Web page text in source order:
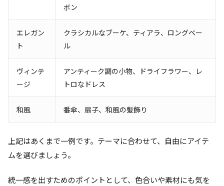
ボン
エレガン
ト
クラシカルなブーケ、ティアラ、ロングベー
ル
ヴィンテ
ージ
アンティーク調の小物、ドライフラワー、レ
トロなドレス
和風 番傘、扇子、和風の髪飾り
上記はあくまで一例です。テーマに合わせて、自由にアイテ
ムを選びましょう。
統一感を出すためのポイントとして、色合いや素材にも気を